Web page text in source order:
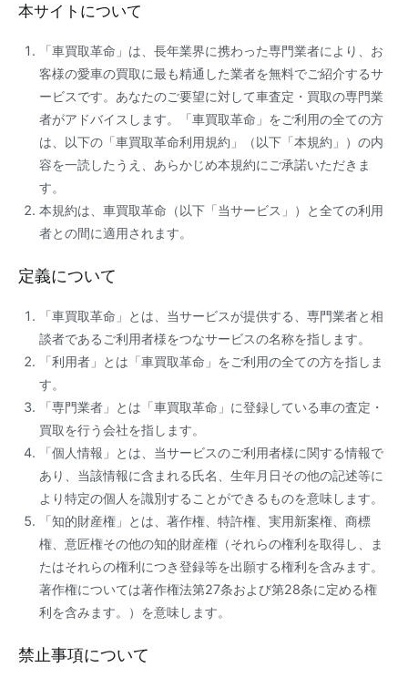
本サイトについて
「車買取革命」は、長年業界に携わった専門業者により、お
客様の愛車の買取に最も精通した業者を無料でご紹介するサ
ービスです。あなたのご要望に対して車査定・買取の専門業
者がアドバイスします。「車買取革命」をご利用の全ての方
は、以下の「車買取革命利用規約」（以下「本規約」）の内
容を一読したうえ、あらかじめ本規約にご承諾いただきま
す。
本規約は、車買取革命（以下「当サービス」）と全ての利用
者との間に適用されます。
定義について
「車買取革命」とは、当サービスが提供する、専門業者と相
談者であるご利用者様をつなサービスの名称を指します。
「利用者」とは「車買取革命」をご利用の全ての方を指しま
す。
「専門業者」とは「車買取革命」に登録している車の査定・
買取を行う会社を指します。
「個人情報」とは、当サービスのご利用者様に関する情報で
あり、当該情報に含まれる氏名、生年月日その他の記述等に
より特定の個人を識別することができるものを意味します。
「知的財産権」とは、著作権、特許権、実用新案権、商標
権、意匠権その他の知的財産権（それらの権利を取得し、ま
たはそれらの権利につき登録等を出願する権利を含みます。
著作権については著作権法第27条および第28条に定める権
利を含みます。）を意味します。
禁止事項について